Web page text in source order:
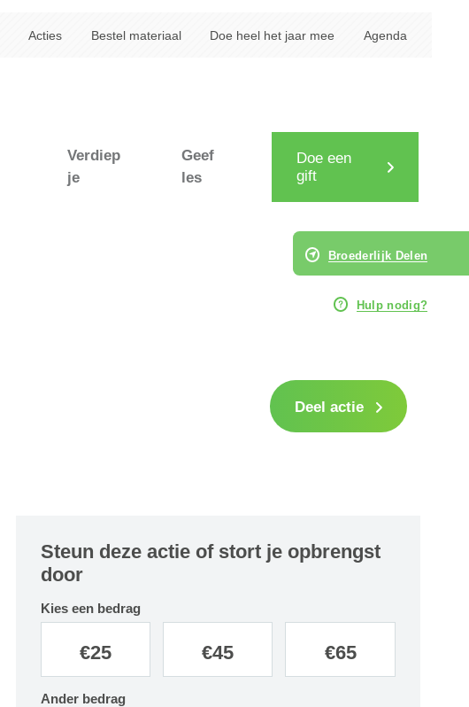
Acties Bestel materiaal Doe heel het jaar mee Agenda
Verdiep
je
Geef
les
Doe een
gift
Broederlijk Delen
Hulp nodig?
Deel actie
Steun deze actie of stort je opbrengst
door
Kies een bedrag
€25 €45 €65
Ander bedrag